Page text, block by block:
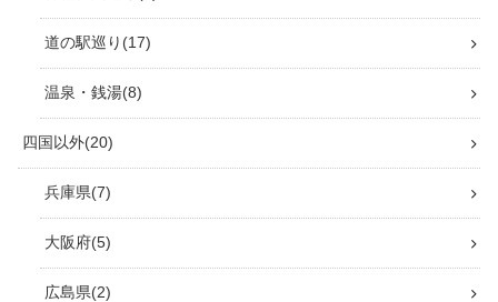
道の駅巡り 17
温泉・銭湯 8
四国以外 20
兵庫県 7
大阪府 5
広島県 2